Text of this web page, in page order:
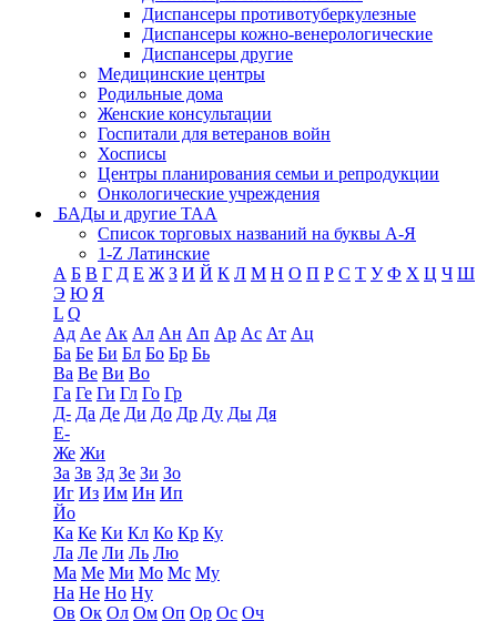
Диспансеры противотуберкулезные
Диспансеры кожно-венерологические
Диспансеры другие
Медицинские центры
Родильные дома
Женские консультации
Госпитали для ветеранов войн
Хосписы
Центры планирования семьи и репродукции
Онкологические учреждения
БАДы и другие ТАА
Список торговых названий на буквы А-Я
1-Z Латинские
А Б В Г Д Е Ж З И Й К Л М Н О П Р С Т У Ф Х Ц Ч Ш
Э Ю Я
L Q
Ад Ае Ак Ал Ан Ап Ар Ас Ат Ац
Ба Бе Би Бл Бо Бр Бь
Ва Ве Ви Во
Га Ге Ги Гл Го Гр
Д- Да Де Ди До Др Ду Ды Дя
Е-
Же Жи
За Зв Зд Зе Зи Зо
Иг Из Им Ин Ип
Йо
Ка Ке Ки Кл Ко Кр Ку
Ла Ле Ли Ль Лю
Ма Ме Ми Мо Мс Му
На Не Но Ну
Ов Ок Ол Ом Оп Ор Ос Оч